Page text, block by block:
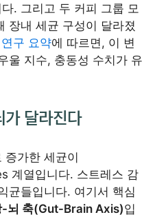
. 그리고 두 커피 그룹 모
장내 세균 구성이 달라졌
구 요약에 따르면, 이 변
울 지수, 충동성 수치가 유
달라진다
증가한 세균이
계열입니다. 스트레스 감
균들입니다. 여기서 핵심
-뇌 축(Gut-Brain Axis)입